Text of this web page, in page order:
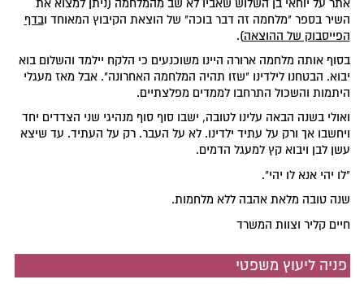
אתר על יוחאי בן השלוש שאביו לא שב מהמלחמה (ניתן למצוא את
השיר בספר "מלחמה זה דבר בוכה" של הוצאת הקיבוץ המאוחד ובדף
הפייסבוק של ההוצאה).
בסוף אותה מלחמה ארורה היינו משוכנעים כי הלקח יילמד והשלום בוא
יבוא. הבטחנו לילדינו "שזו תהיה המלחמה האחרונה". אבל מאז מעגלי
היתמות והשכול התרחבו לממדים מפלצתיים.
ואולי בשנה הבאה עלינו לטובה, ישבו סוף סוף מנהיגי שני הצדדים יחד
ויחשבו אך ורק על עתיד ילדינו. לא על העבר. רק על העתיד. עד שיצא
עשן לבן ויבוא קץ למעגל הדמים.
"לו יהי אנא לו יהי".
שנה טובה מלאת אהבה ללא מלחמות.
חיים קליר וצוות המשרד
פניה ליעוץ משפטי